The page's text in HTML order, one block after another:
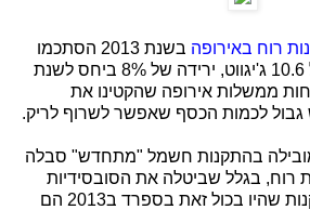
רוח באירופה
בשנת 2013 הסתכמו
בכושר ייצור (דמיוני) של 10.6 ג'יגווט, ירידה של 8% ביחס לשנת
ממשלות אירופה שהקטינו את
גבול לכמות הכסף שאפשר לשרוף לריק.
בהתקנות חשמל "מתחדש" סבלה
בהתקנות רוח, בגלל שביטלה את הסובסידיות
החדשות לגמרה. ההתקנות שהיו בכול זאת בספרד ב2013 הם